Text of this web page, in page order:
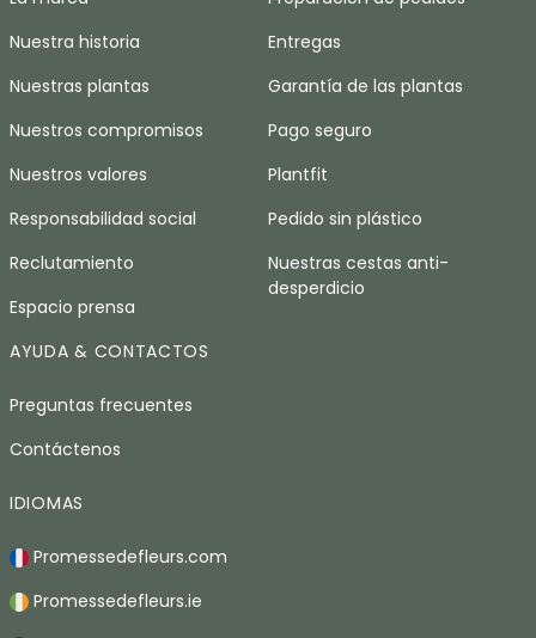
Nuestra historia
Nuestras plantas
Nuestros compromisos
Nuestros valores
Responsabilidad social
Reclutamiento
Espacio prensa
Entregas
Garantía de las plantas
Pago seguro
Plantfit
Pedido sin plástico
Nuestras cestas anti-
desperdicio
AYUDA & CONTACTOS
Preguntas frecuentes
Contáctenos
IDIOMAS
Promessedefleurs.com
Promessedefleurs.ie